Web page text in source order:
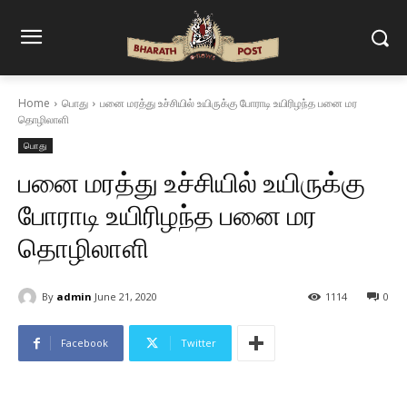
Home பொது
பனை மரத்து உச்சியில் உயிருக்கு போராடி உயிரிழந்த பனை மர
தொழிலாளி
பொது
பனை மரத்து உச்சியில் உயிருக்கு
போராடி உயிரிழந்த பனை மர
தொழிலாளி
By admin June 21, 2020 0
1114
Facebook Twitter